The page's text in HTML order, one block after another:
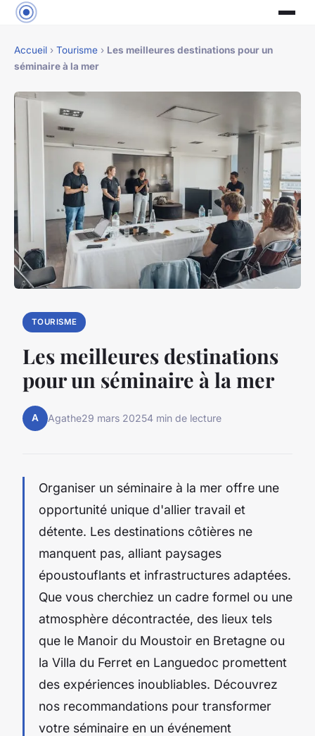
Accueil › Tourisme › Les meilleures destinations pour un
séminaire à la mer
TOURISME
Les meilleures destinations
pour un séminaire à la mer
A Agathe29 mars 20254 min de lecture
Organiser un séminaire à la mer offre une
opportunité unique d'allier travail et
détente. Les destinations côtières ne
manquent pas, alliant paysages
époustouflants et infrastructures adaptées.
Que vous cherchiez un cadre formel ou une
atmosphère décontractée, des lieux tels
que le Manoir du Moustoir en Bretagne ou
la Villa du Ferret en Languedoc promettent
des expériences inoubliables. Découvrez
nos recommandations pour transformer
votre séminaire en un événement